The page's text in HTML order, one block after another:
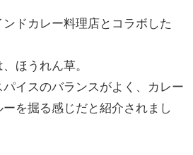
ドカレー料理店とコラボした
ほうれん草。
イスのバランスがよく、カレー
を掘る感じだと紹介されまし